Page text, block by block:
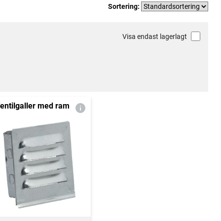
Sortering:
Visa endast lagerlagt
med ram